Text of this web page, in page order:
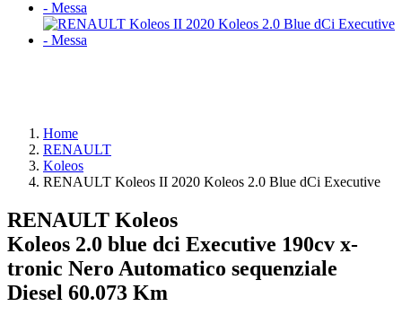
Home
RENAULT
Koleos
RENAULT Koleos II 2020 Koleos 2.0 Blue dCi Executive
RENAULT Koleos
Koleos 2.0 blue dci Executive 190cv x-
tronic Nero Automatico sequenziale
Diesel 60.073 Km